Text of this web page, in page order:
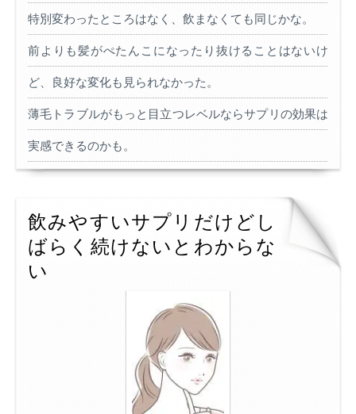
特別変わったところはなく、飲まなくても同じかな。
前よりも髪がぺたんこになったり抜けることはないけ
ど、良好な変化も見られなかった。
薄毛トラブルがもっと目立つレベルならサプリの効果は
実感できるのかも。
飲みやすいサプリだけどし
ばらく続けないとわからな
い